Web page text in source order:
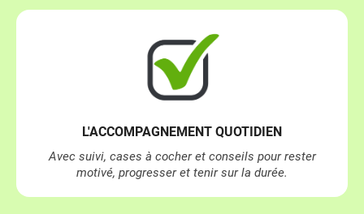
L'ACCOMPAGNEMENT QUOTIDIEN
Avec suivi, cases à cocher et conseils pour rester
motivé, progresser et tenir sur la durée.